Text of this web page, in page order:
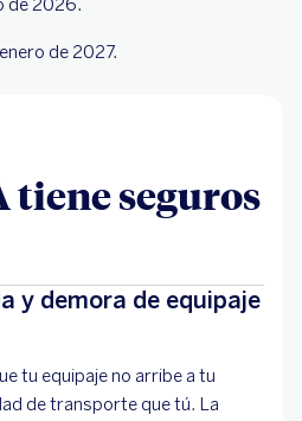
de 2026.
de 2027.
tiene seguros
y demora de equipaje
tu equipaje no arribe a tu
de transporte que tú. La